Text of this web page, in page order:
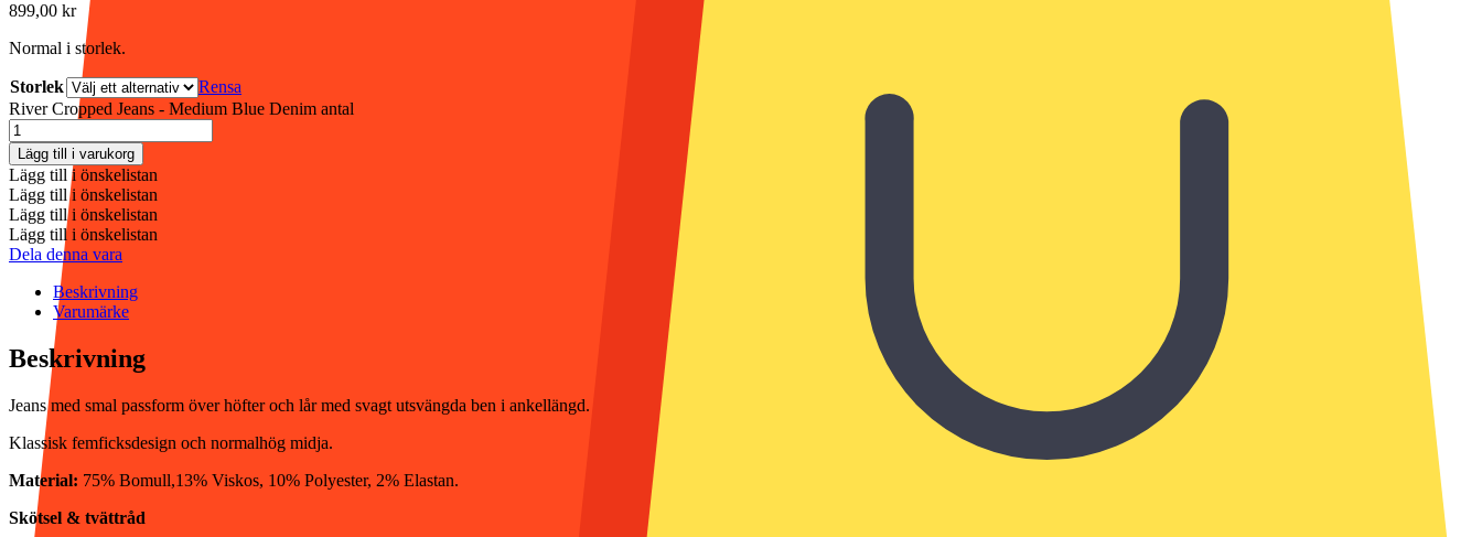
899,00 kr
Normal i storlek.
Storlek
Rensa
River Cropped Jeans - Medium Blue Denim antal
Lägg till i varukorg
Lägg till i önskelistan
Lägg till i önskelistan
Lägg till i önskelistan
Lägg till i önskelistan
Dela denna vara
Beskrivning
Varumärke
Beskrivning
Jeans med smal passform över höfter och lår med svagt utsvängda ben i ankellängd.
Klassisk femficksdesign och normalhög midja.
Material: 75% Bomull,13% Viskos, 10% Polyester, 2% Elastan.
Skötsel & tvättråd